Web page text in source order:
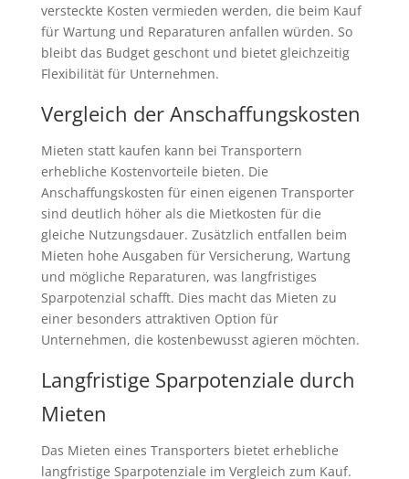
versteckte Kosten vermieden werden, die beim Kauf
für Wartung und Reparaturen anfallen würden. So
bleibt das Budget geschont und bietet gleichzeitig
Flexibilität für Unternehmen.
Vergleich der Anschaffungskosten
Mieten statt kaufen kann bei Transportern
erhebliche Kostenvorteile bieten. Die
Anschaffungskosten für einen eigenen Transporter
sind deutlich höher als die Mietkosten für die
gleiche Nutzungsdauer. Zusätzlich entfallen beim
Mieten hohe Ausgaben für Versicherung, Wartung
und mögliche Reparaturen, was langfristiges
Sparpotenzial schafft. Dies macht das Mieten zu
einer besonders attraktiven Option für
Unternehmen, die kostenbewusst agieren möchten.
Langfristige Sparpotenziale durch
Mieten
Das Mieten eines Transporters bietet erhebliche
langfristige Sparpotenziale im Vergleich zum Kauf.